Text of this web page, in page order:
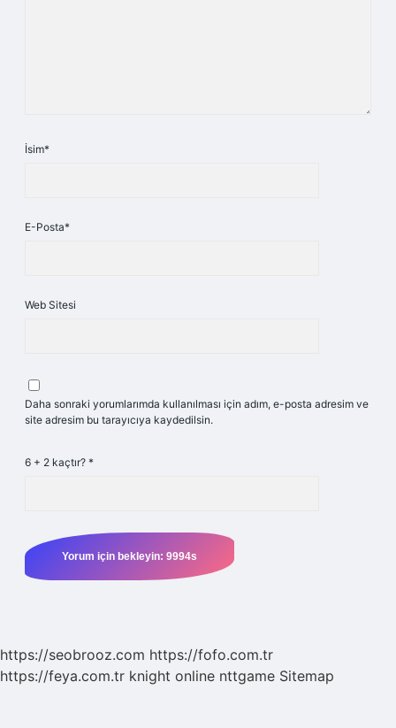
İsim*
E-Posta*
Web Sitesi
Daha sonraki yorumlarımda kullanılması için adım, e-posta adresim ve
site adresim bu tarayıcıya kaydedilsin.
6 + 2 kaçtır? *
https://seobrooz.com https://fofo.com.tr
https://feya.com.tr knight online nttgame Sitemap